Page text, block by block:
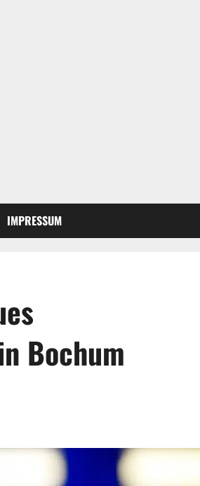
IMPRESSUM
Bochum